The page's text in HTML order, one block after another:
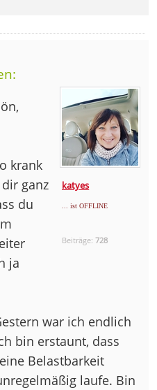
katyes
... ist OFFLINE
Beiträge:728
krank
ganz
du
ja
war ich endlich
bin erstaunt, dass
Belastbarkeit
laufe. Bin